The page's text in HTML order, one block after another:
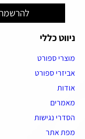
להרשמה
ניווט כללי
מוצרי ספורט
אביזרי ספורט
אודות
מאמרים
הסדרי נגישות
מפת אתר